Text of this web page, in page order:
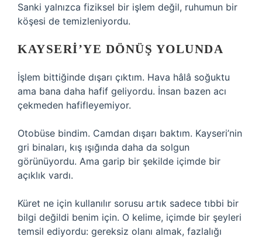
Sanki yalnızca fiziksel bir işlem değil, ruhumun bir
köşesi de temizleniyordu.
KAYSERI’YE DÖNÜŞ YOLUNDA
İşlem bittiğinde dışarı çıktım. Hava hâlâ soğuktu
ama bana daha hafif geliyordu. İnsan bazen acı
çekmeden hafifleyemiyor.
Otobüse bindim. Camdan dışarı baktım. Kayseri’nin
gri binaları, kış ışığında daha da solgun
görünüyordu. Ama garip bir şekilde içimde bir
açıklık vardı.
Küret ne için kullanılır sorusu artık sadece tıbbi bir
bilgi değildi benim için. O kelime, içimde bir şeyleri
temsil ediyordu: gereksiz olanı almak, fazlalığı